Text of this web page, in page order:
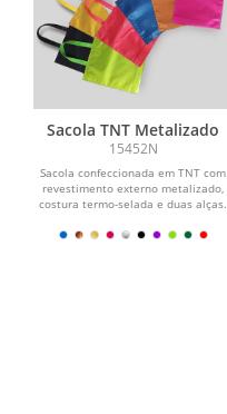
Sacola TNT Metalizado
15452N
Sacola confeccionada em TNT com
revestimento externo metalizado,
costura termo-selada e duas alças.